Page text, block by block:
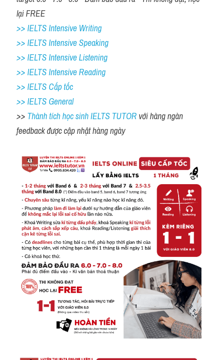
lại FREE
>> IELTS Intensive Writing
>> IELTS Intensive Speaking
>> IELTS Intensive Listening
>> IELTS Intensive Reading
>> IELTS Cấp tốc
>> IELTS General
>> Thành tích học sinh IELTS TUTOR với hàng ngàn
feedback được cập nhật hàng ngày